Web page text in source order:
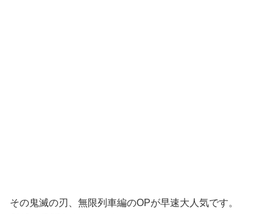
その鬼滅の刃、無限列車編のOPが早速大人気です。